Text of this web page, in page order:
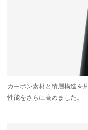
カーボン素材と積層構造を
性能をさらに高めました。